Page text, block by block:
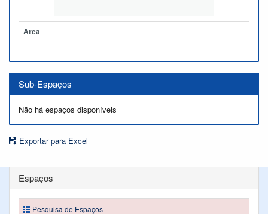
Àrea
Sub-Espaços
Não há espaços disponíveis
Exportar para Excel
Espaços
Pesquisa de Espaços